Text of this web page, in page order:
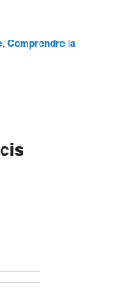
,Comprendre la